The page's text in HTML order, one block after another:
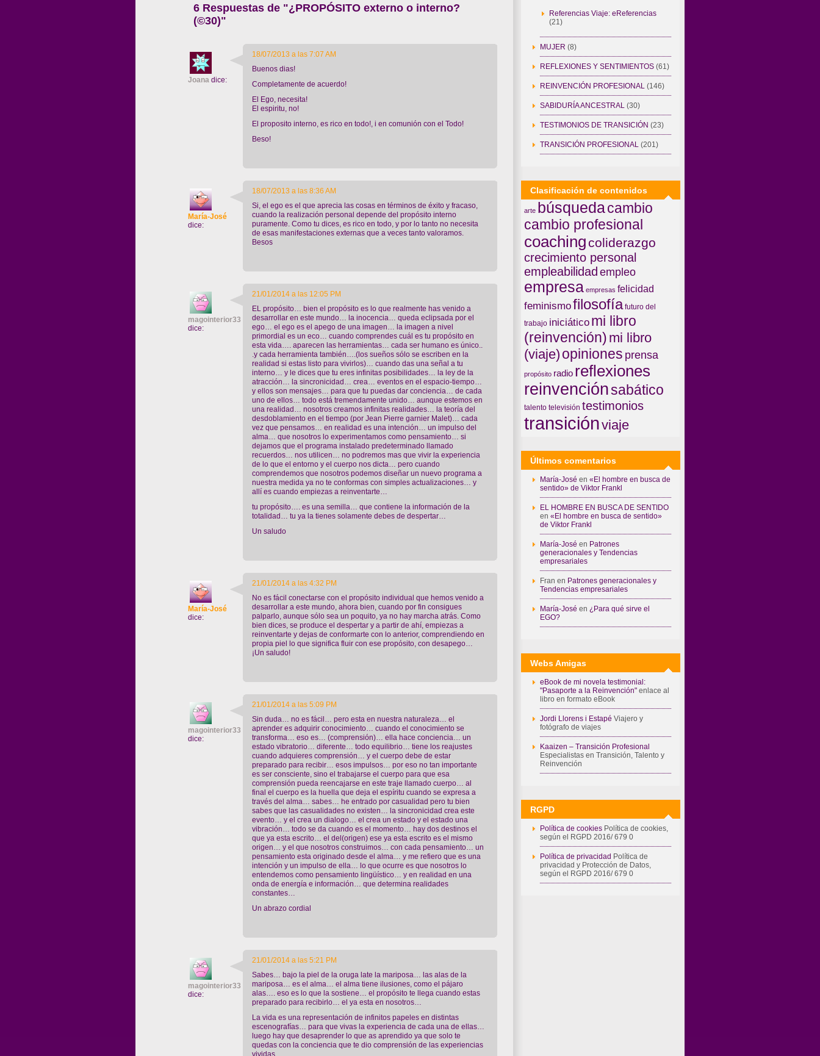
6 Respuestas de "¿PROPÓSITO externo o interno?
(©30)"
Joana dice:
18/07/2013 a las 7:07 AM
Buenos dias!
Completamente de acuerdo!
El Ego, necesita!
El espiritu, no!
El proposito interno, es rico en todo!, i en comunión con el Todo!
Beso!
María-José
dice:
18/07/2013 a las 8:36 AM
Si, el ego es el que aprecia las cosas en términos de éxito y fracaso,
cuando la realización personal depende del propósito interno
puramente. Como tu dices, es rico en todo, y por lo tanto no necesita
de esas manifestaciones externas que a veces tanto valoramos.
Besos
magointerior33
dice:
21/01/2014 a las 12:05 PM
EL propósito… bien el propósito es lo que realmente has venido a
desarrollar en este mundo… la inocencia… queda eclipsada por el
ego… el ego es el apego de una imagen… la imagen a nivel
primordial es un eco… cuando comprendes cuál es tu propósito en
esta vida…. aparecen las herramientas… cada ser humano es único..
.y cada herramienta también….(los sueños sólo se escriben en la
realidad si estas listo para vivirlos)… cuando das una señal a tu
interno… y le dices que tu eres infinitas posibilidades… la ley de la
atracción… la sincronicidad… crea… eventos en el espacio-tiempo…
y ellos son mensajes… para que tu puedas dar conciencia… de cada
uno de ellos… todo está tremendamente unido… aunque estemos en
una realidad… nosotros creamos infinitas realidades… la teoría del
desdoblamiento en el tiempo (por Jean Pierre garnier Malet)… cada
vez que pensamos… en realidad es una intención… un impulso del
alma… que nosotros lo experimentamos como pensamiento… si
dejamos que el programa instalado predeterminado llamado
recuerdos… nos utilicen… no podremos mas que vivir la experiencia
de lo que el entorno y el cuerpo nos dicta… pero cuando
comprendemos que nosotros podemos diseñar un nuevo programa a
nuestra medida ya no te conformas con simples actualizaciones… y
allí es cuando empiezas a reinventarte…
tu propósito…. es una semilla… que contiene la información de la
totalidad… tu ya la tienes solamente debes de despertar…
Un saludo
María-José
dice:
21/01/2014 a las 4:32 PM
No es fácil conectarse con el propósito individual que hemos venido a
desarrollar a este mundo, ahora bien, cuando por fin consigues
palparlo, aunque sólo sea un poquito, ya no hay marcha atrás. Como
bien dices, se produce el despertar y a partir de ahí, empiezas a
reinventarte y dejas de conformarte con lo anterior, comprendiendo en
propia piel lo que significa fluir con ese propósito, con desapego…
¡Un saludo!
magointerior33
dice:
21/01/2014 a las 5:09 PM
Sin duda… no es fácil… pero esta en nuestra naturaleza… el
aprender es adquirir conocimiento… cuando el conocimiento se
transforma… eso es… (comprensión)… ella hace conciencia… un
estado vibratorio… diferente… todo equilibrio… tiene los reajustes
cuando adquieres comprensión… y el cuerpo debe de estar
preparado para recibir… esos impulsos… por eso no tan importante
es ser consciente, sino el trabajarse el cuerpo para que esa
comprensión pueda reencajarse en este traje llamado cuerpo… al
final el cuerpo es la huella que deja el espíritu cuando se expresa a
través del alma… sabes… he entrado por casualidad pero tu bien
sabes que las casualidades no existen… la sincronicidad crea este
evento… y el crea un dialogo… el crea un estado y el estado una
vibración… todo se da cuando es el momento… hay dos destinos el
que ya esta escrito… el del(origen) ese ya esta escrito es el mismo
origen… y el que nosotros construimos… con cada pensamiento… un
pensamiento esta originado desde el alma… y me refiero que es una
intención y un impulso de ella… lo que ocurre es que nosotros lo
entendemos como pensamiento lingüístico… y en realidad en una
onda de energía e información… que determina realidades
constantes…
Un abrazo cordial
magointerior33
dice:
21/01/2014 a las 5:21 PM
Sabes… bajo la piel de la oruga late la mariposa… las alas de la
mariposa… es el alma… el alma tiene ilusiones, como el pájaro
alas…. eso es lo que la sostiene… el propósito te llega cuando estas
preparado para recibirlo… el ya esta en nosotros…
La vida es una representación de infinitos papeles en distintas
escenografías… para que vivas la experiencia de cada una de ellas…
luego hay que desaprender lo que as aprendido ya que solo te
quedas con la conciencia que te dio comprensión de las experiencias
vividas…
Referencias Viaje: eReferencias
(21)
MUJER (8)
REFLEXIONES Y SENTIMIENTOS (61)
REINVENCIÓN PROFESIONAL (146)
SABIDURÍA ANCESTRAL (30)
TESTIMONIOS DE TRANSICIÓN (23)
TRANSICIÓN PROFESIONAL (201)
Clasificación de contenidos
arte búsquedacambio
cambio profesional
coaching coliderazgo
crecimiento personal
empleabilidad empleo
empresa empresas felicidad
feminismofilosofía futuro del
trabajo iniciático mi libro
(reinvención) mi libro
(viaje) opiniones prensa
propósito radio reflexiones
reinvenciónsabático
talento televisión testimonios
transiciónviaje
Últimos comentarios
María-José en «El hombre en busca de
sentido» de Viktor Frankl
EL HOMBRE EN BUSCA DE SENTIDO
en «El hombre en busca de sentido»
de Viktor Frankl
María-José en Patrones
generacionales y Tendencias
empresariales
Fran en Patrones generacionales y
Tendencias empresariales
María-José en ¿Para qué sirve el
EGO?
Webs Amigas
eBook de mi novela testimonial:
"Pasaporte a la Reinvención" enlace al
libro en formato eBook
Jordi Llorens i Estapé Viajero y
fotógrafo de viajes
Kaaizen – Transición Profesional
Especialistas en Transición, Talento y
Reinvención
RGPD
Política de cookies Política de cookies,
según el RGPD 2016/ 679 0
Política de privacidad Política de
privacidad y Protección de Datos,
según el RGPD 2016/ 679 0